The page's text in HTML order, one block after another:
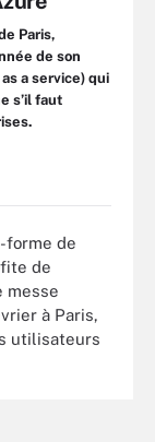
Paris,
de son
a service) qui
s’il faut
forme de
de
messe
à Paris,
utilisateurs